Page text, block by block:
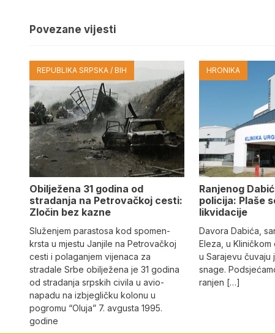
Povezane vijesti
REPUBLIKA SRPSKA / BIH
Obilježena 31 godina od
stradanja na Petrovačkoj cesti:
Zločin bez kazne
Služenjem parastosa kod spomen-
krsta u mjestu Janjile na Petrovačkoj
cesti i polaganjem vijenaca za
stradale Srbe obilježena je 31 godina
od stradanja srpskih civila u avio-
napadu na izbjegličku kolonu u
pogromu “Oluja” 7. avgusta 1995.
godine
HRONIKA
Ranjenog
policija: Plaše
likvidacije
Davora Dabića,
Eleza, u
u Sarajevu čuvaju
snage.
ranjen […]